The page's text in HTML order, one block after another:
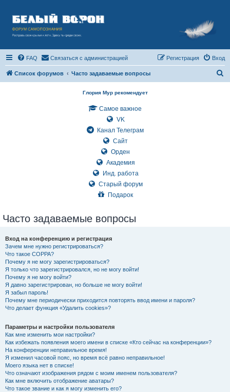
FAQ Связаться с администрацией Вход
Регистрация
Список форумов Часто задаваемые вопросы
Глория Мур рекомендует
Самое важное
VK
Канал Телеграм
Сайт
Орден
Академия
Инд. работа
Старый форум
Подарок
Часто задаваемые вопросы
Вход на конференцию и регистрация
Зачем мне нужно регистрироваться?
Что такое COPPA?
Почему я не могу зарегистрироваться?
Я только что зарегистрировался, но не могу войти!
Почему я не могу войти?
Я давно зарегистрирован, но больше не могу войти!
Я забыл пароль!
Почему мне периодически приходится повторять ввод имени и пароля?
Что делает функция «Удалить cookies»?
Параметры и настройки пользователя
Как мне изменить мои настройки?
Как избежать появления моего имени в списке «Кто сейчас на конференции»?
На конференции неправильное время!
Я изменил часовой пояс, но время всё равно неправильное!
Моего языка нет в списке!
Что означают изображения рядом с моим именем пользователя?
Как мне включить отображение аватары?
Что такое звание и как я могу изменить его?